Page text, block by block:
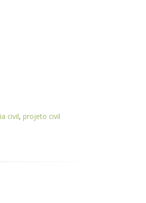
civil, projeto civil